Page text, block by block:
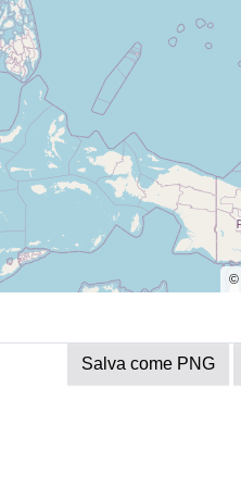
©
Salva come PNG